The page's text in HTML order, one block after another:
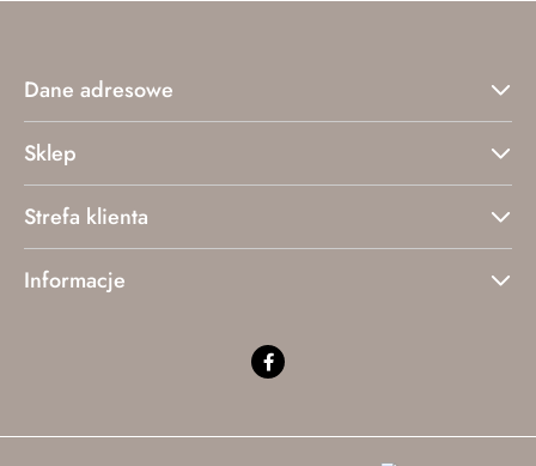
Dane adresowe
Sklep
Strefa klienta
Informacje